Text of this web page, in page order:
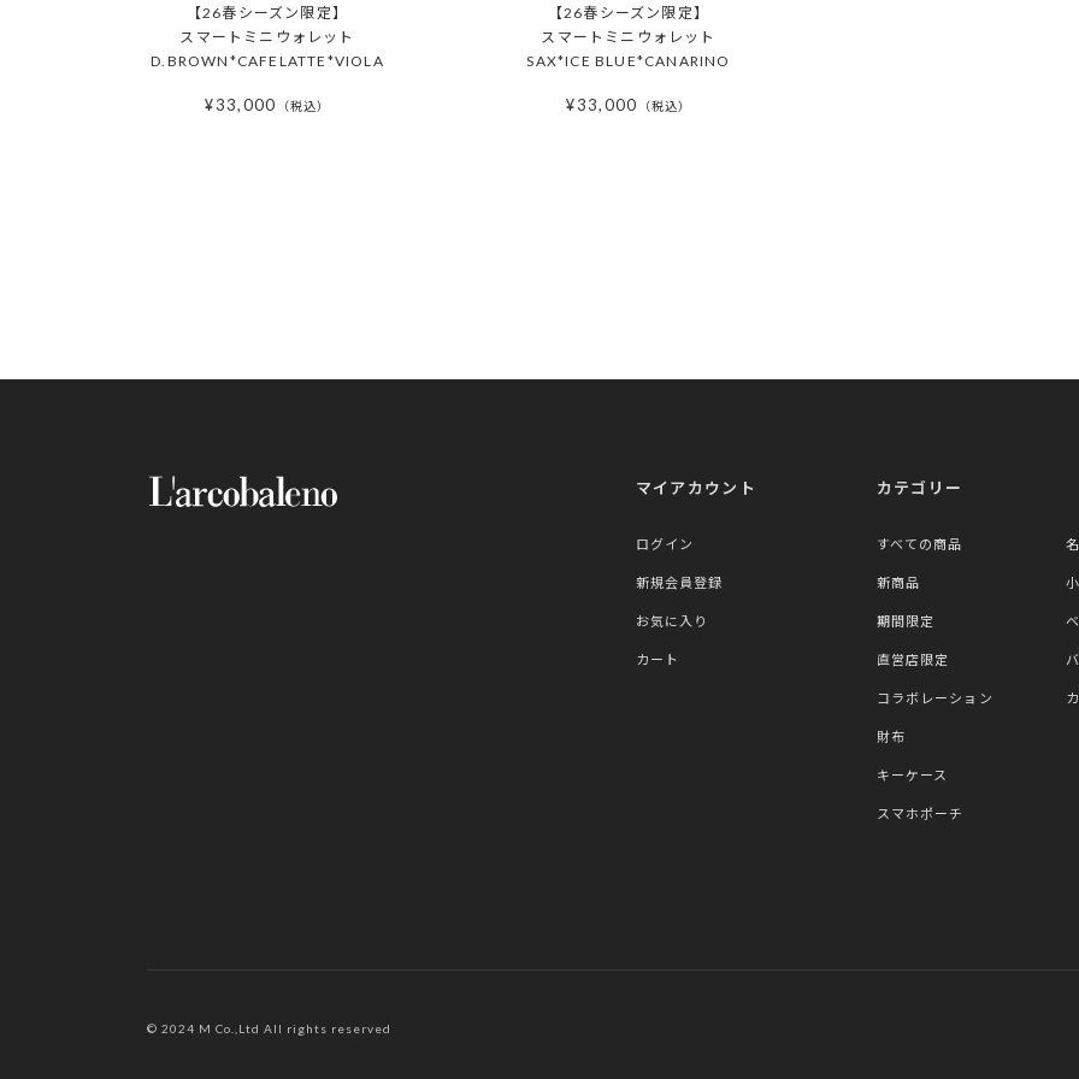
【26春シーズン限定】
スマートミニウォレット
D.BROWN*CAFELATTE*VIOLA
¥33,000 税込
【26春シーズン限定】
スマートミニウォレット
SAX*ICE BLUE*CANARINO
¥33,000 税込
マイアカウント
ログイン
新規会員登録
お気に入り
カート
カテゴリー
すべての商品
新商品
期間限定
直営店限定
コラボレーション
財布
キーケース
スマホポーチ
© 2024 M Co.,Ltd All rights reserved